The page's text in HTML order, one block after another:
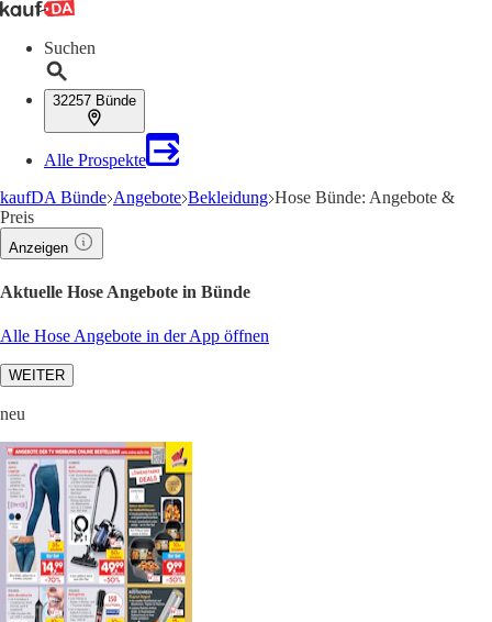
Suchen
32257 Bünde
Alle Prospekte
kaufDA Bünde Angebote Bekleidung Hose Bünde: Angebote &
Preis
Anzeigen
Aktuelle Hose Angebote in Bünde
Alle Hose Angebote in der App öffnen
WEITER
neu